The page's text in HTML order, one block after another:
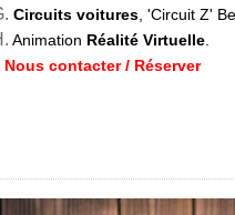
Circuits voitures , 'Circuit Z'
Animation Réalité Virtuelle
Nous contacter / Réserver